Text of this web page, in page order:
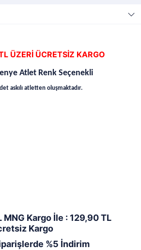
ÜCRETSİZ KARGO
Atlet Renk Seçenekli
askılı atletten oluşmaktadır.
MNG Kargo İle : 129,90 TL
Kargo
%5 İndirim